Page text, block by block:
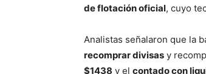
de flotación oficial, cuyo
Analistas señalaron que la
recomprar divisas y
$1438 y el contado con